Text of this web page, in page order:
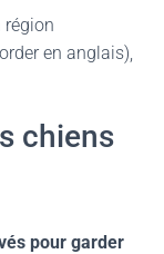
région
en anglais),
chiens
pour garder